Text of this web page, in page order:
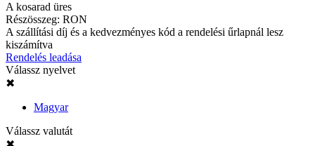
A kosarad üres
Részösszeg: RON
A szállítási díj és a kedvezményes kód a rendelési űrlapnál lesz
kiszámítva
Rendelés leadása
Válassz nyelvet
✖
Magyar
Válassz valutát